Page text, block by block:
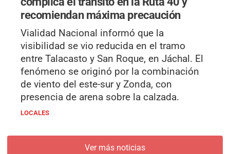
recomiendan máxima precaución
Vialidad Nacional informó que la
visibilidad se vio reducida en el tramo
entre Talacasto y San Roque, en Jáchal. El
fenómeno se originó por la combinación
de viento del este-sur y Zonda, con
presencia de arena sobre la calzada.
LOCALES
Ver más noticias